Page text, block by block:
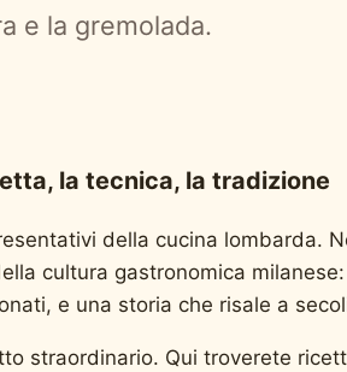
e la gremolada.
la tecnica, la tradizione
della cucina lombarda.
cultura gastronomica
e una storia che risale a
straordinario. Qui troverete